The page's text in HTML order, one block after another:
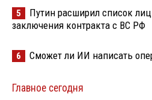
5
Путин расширил список
заключения контракта с ВС РФ
6 Сможет ли ИИ написать
Главное сегодня